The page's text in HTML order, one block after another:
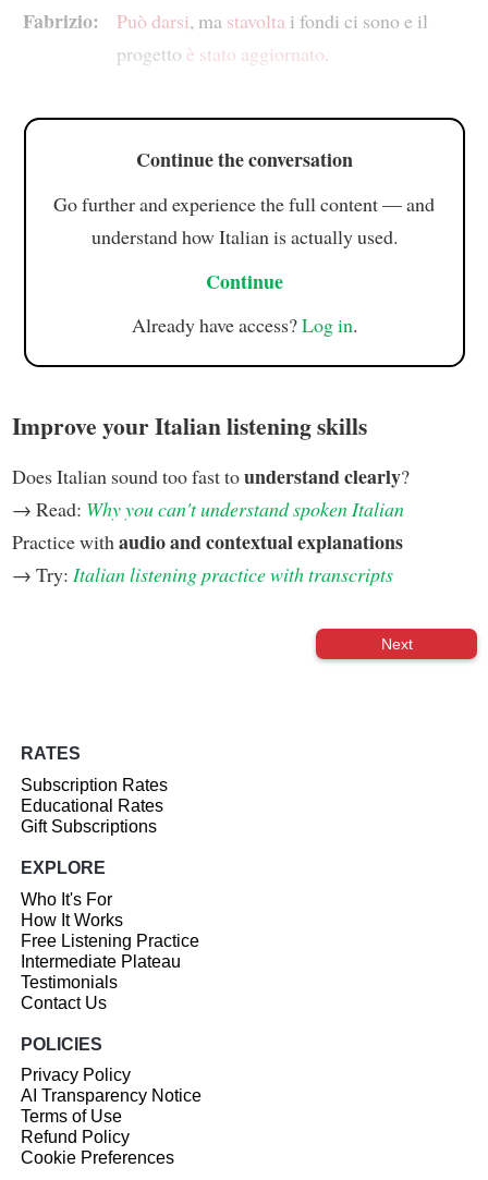
Fabrizio: Può darsi, ma stavolta i fondi ci sono e il
progetto è stato aggiornato.
Continue the conversation
Go further and experience the full content — and
understand how Italian is actually used.
Continue
Already have access?Log in.
Improve your Italian listening skills
Does Italian sound too fast tounderstand clearly?
→ Read: Why you can't understand spoken Italian
Practice with audio and contextual explanations
→ Try: Italian listening practice with transcripts
Next
RATES
Subscription Rates
Educational Rates
Gift Subscriptions
EXPLORE
Who It's For
How It Works
Free Listening Practice
Intermediate Plateau
Testimonials
Contact Us
POLICIES
Privacy Policy
AI Transparency Notice
Terms of Use
Refund Policy
Cookie Preferences